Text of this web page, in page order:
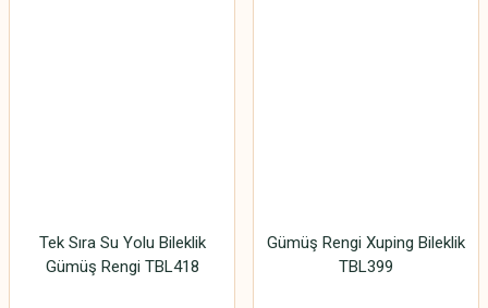
Tek Sıra Su Yolu Bileklik
Gümüş Rengi TBL418
Gümüş Rengi Xuping Bileklik
TBL399